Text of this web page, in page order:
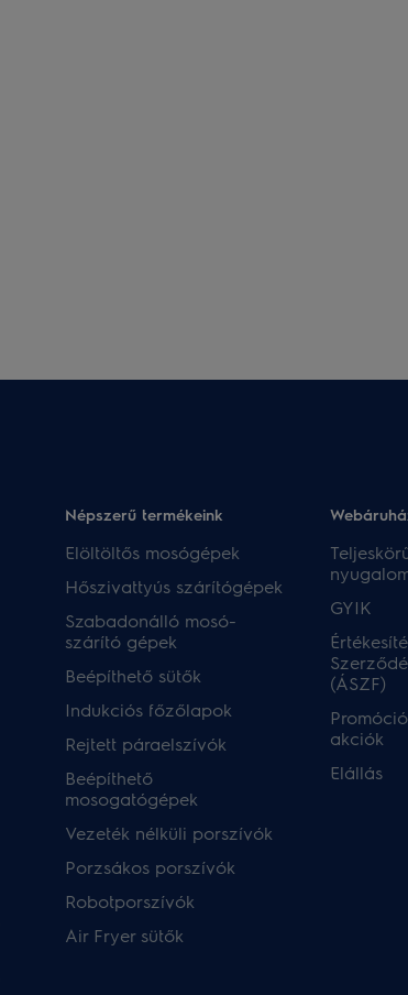
Népszerű termékeink
Elöltöltős mosógépek
Hőszivattyús szárítógépek
Szabadonálló mosó-
szárító gépek
Beépíthető sütők
Indukciós főzőlapok
Rejtett páraelszívók
Beépíthető
mosogatógépek
Vezeték nélküli porszívók
Porzsákos porszívók
Robotporszívók
Air Fryer sütők
GYIK
(ÁSZF)
akciók
Elállás